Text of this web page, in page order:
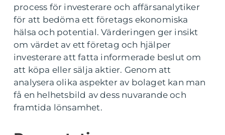
process för investerare och affärsanalytiker
för att bedöma ett företags ekonomiska
hälsa och potential. Värderingen ger insikt
om värdet av ett företag och hjälper
investerare att fatta informerade beslut om
att köpa eller sälja aktier. Genom att
analysera olika aspekter av bolaget kan man
få en helhetsbild av dess nuvarande och
framtida lönsamhet.